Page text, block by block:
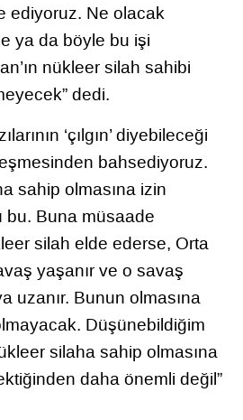
ediyoruz. Ne olacak
ya da böyle bu işi
nükleer silah sahibi
dedi.
‘çılgın’ diyebileceği
bahsediyoruz.
sahip olmasına izin
bu. Buna müsaade
silah elde ederse, Orta
yaşanır ve o savaş
uzanır. Bunun olmasına
Düşünebildiğim
silaha sahip olmasına
daha önemli değil”